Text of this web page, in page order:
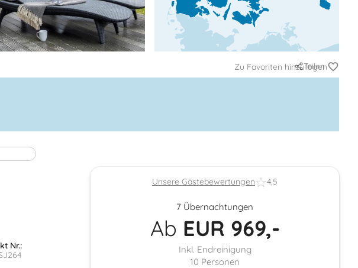
Zu Favoriten hinzufügen
Teilen
Nr.:
Unsere Gästebewertungen 4,5
7 Übernachtungen
Ab EUR 969,-
Inkl. Endreinigung
10 Personen